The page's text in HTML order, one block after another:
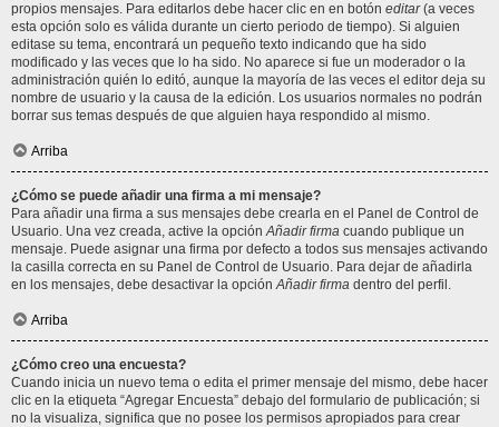
propios mensajes. Para editarlos debe hacer clic en en botón editar(a veces
esta opción solo es válida durante un cierto periodo de tiempo). Si alguien
editase su tema, encontrará un pequeño texto indicando que ha sido
modificado y las veces que lo ha sido. No aparece si fue un moderador o la
administración quién lo editó, aunque la mayoría de las veces el editor deja su
nombre de usuario y la causa de la edición. Los usuarios normales no podrán
borrar sus temas después de que alguien haya respondido al mismo.
Arriba
¿Cómo se puede añadir una firma a mi mensaje?
Para añadir una firma a sus mensajes debe crearla en el Panel de Control de
Usuario. Una vez creada, active la opciónAñadir firma cuando publique un
mensaje. Puede asignar una firma por defecto a todos sus mensajes activando
la casilla correcta en su Panel de Control de Usuario. Para dejar de añadirla
en los mensajes, debe desactivar la opciónAñadir firma dentro del perfil.
Arriba
¿Cómo creo una encuesta?
Cuando inicia un nuevo tema o edita el primer mensaje del mismo, debe hacer
clic en la etiqueta “Agregar Encuesta” debajo del formulario de publicación; si
no la visualiza, significa que no posee los permisos apropiados para crear